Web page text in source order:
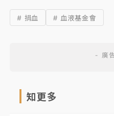
# 捐血 # 血液基金會
知更多